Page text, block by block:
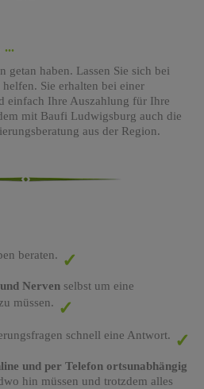
getan haben. Lassen Sie sich bei
Sie erhalten bei einer
einfach Ihre Auszahlung für Ihre
mit Baufi Ludwigsburg auch die
aus der Region.
beraten.
Nervenselbst um eine
müssen.
schnell eine Antwort.
und per Telefon ortsunabhängig
hin müssen und trotzdem alles